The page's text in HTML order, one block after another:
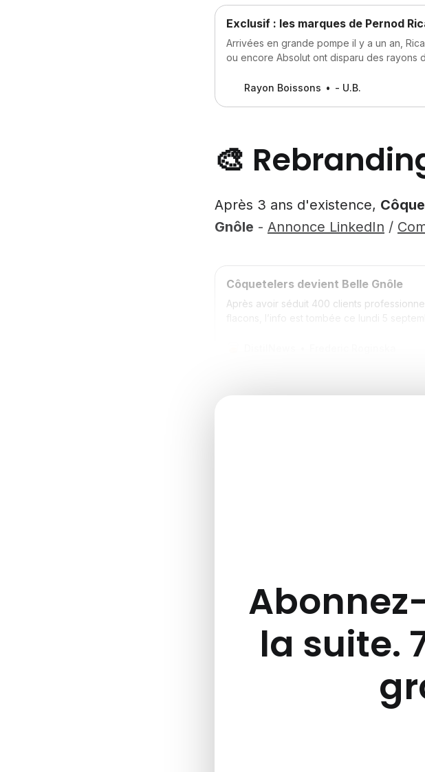
Exclusif : les marques de Pernod
Arrivées en grande pompe il y a un an,
ou encore Absolut ont disparu des rayons
Rayon Boissons - U.B.
🎨
Après 3 ans d'existence,
Gnôle - Annonce LinkedIn /
Côquetelers devient Belle Gnôle
Après avoir séduit 400 clients
la suite.